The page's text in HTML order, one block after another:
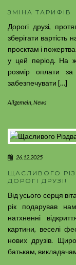
ЗМІНА ТАРИФІВ
Дорогі друзі,
зберігати вартість
проєктам і
у цей період. На
розмір оплати
забезпечувати […]
Allgemein News
26.12.2025
ЩАСЛИВОГО
ДОРОГІ ДРУЗІ!
Від усього серця
рік подарував
натхненні
картини, веселі
нових друзів.
батькам,